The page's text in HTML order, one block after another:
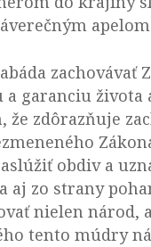
zachovávať
garanciu života
že zdôrazňuje
obdiv a
aj zo strany
nielen národ,
tento múdry